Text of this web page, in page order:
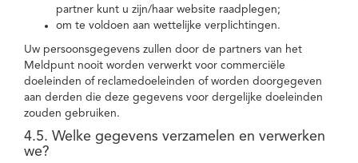
partner kunt u zijn/haar website raadplegen;
om te voldoen aan wettelijke verplichtingen.
Uw persoonsgegevens zullen door de partners van het
Meldpunt nooit worden verwerkt voor commerciële
doeleinden of reclamedoeleinden of worden doorgegeven
aan derden die deze gegevens voor dergelijke doeleinden
zouden gebruiken.
4.5. Welke gegevens verzamelen en verwerken
we?